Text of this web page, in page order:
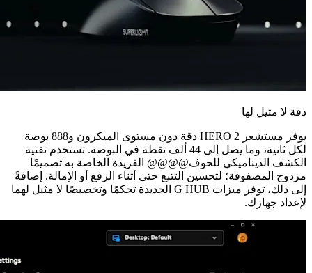
دقة لا مثيل لها
يوفر مستشعر HERO 2 دقة دون مستوى الميكرون و888 بوصة
لكل ثانية، وما يصل إلى 44 ألف نقطة في البوصة. تستخدم تقنية
الكشف الديناميكي للحوف@@@@ الفريدة الخاصة به تصميمًا
مزدوج المصفوفة؛ لتحسين التتبع حتى أثناء الرفع أو الإمالة. إضافةً
إلى ذلك، توفر ميزات G HUB الجديدة تحكمًا وتخصيصًا لا مثيل لهما
لإعداد جهازك.